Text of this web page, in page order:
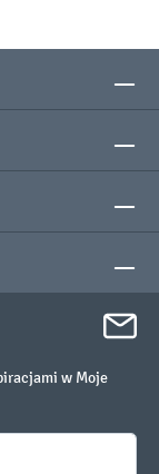
w Moje